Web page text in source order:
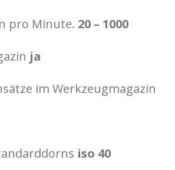
pro Minute. 20 – 1000
ja
im Werkzeugmagazin
iso 40